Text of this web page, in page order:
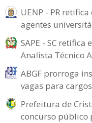
UENP - PR
agentes
SAPE - SC
Analista Técnico
ABGF prorroga
vagas para
Prefeitura de
concurso público